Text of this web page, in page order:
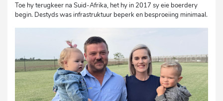
Toe hy terugkeer na Suid-Afrika, het hy in 2017 sy eie boerdery
begin. Destyds was infrastruktuur beperk en besproeiing minimaal.